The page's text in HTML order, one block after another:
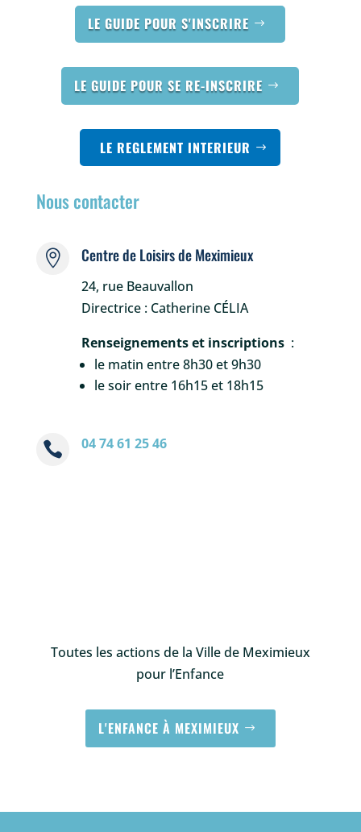
LE GUIDE POUR S'INSCRIRE
LE GUIDE POUR SE RE-INSCRIRE
LE REGLEMENT INTERIEUR
Nous contacter
 Centre de Loisirs de Meximieux
24, rue Beauvallon
Directrice : Catherine CÉLIA
Renseignements et inscriptions :
le matin entre 8h30 et 9h30
le soir entre 16h15 et 18h15
 04 74 61 25 46
Toutes les actions de la Ville de Meximieux
pour l’Enfance
L'ENFANCE À MEXIMIEUX